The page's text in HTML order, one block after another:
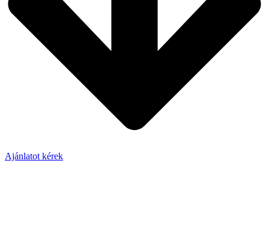
Ajánlatot kérek